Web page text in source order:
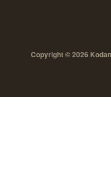
Copyright © 2026